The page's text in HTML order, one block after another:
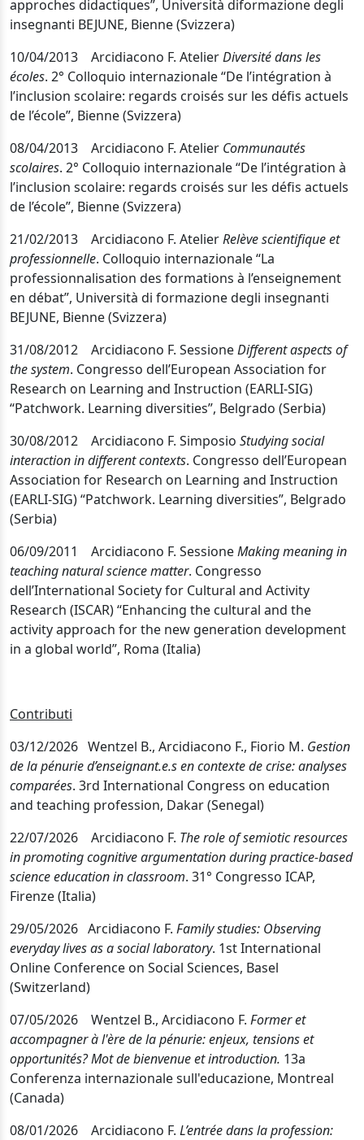
approches didactiques”, Università diformazione degli
insegnanti BEJUNE, Bienne (Svizzera)
10/04/2013 Arcidiacono F. AtelierDiversité dans les
écoles. 2° Colloquio internazionale“De l’intégration à
l’inclusion scolaire: regards croisés sur les défis actuels
de l’école”, Bienne (Svizzera)
08/04/2013 Arcidiacono F. Atelier Communautés
scolaires. 2° Colloquio internazionale“De l’intégration à
l’inclusion scolaire: regards croisés sur les défis actuels
de l’école”, Bienne (Svizzera)
21/02/2013 Arcidiacono F. AtelierRelève scientifique et
professionnelle. Colloquio internazionale“La
professionnalisation des formations à l’enseignement
en débat”, Università di formazione degli insegnanti
BEJUNE, Bienne (Svizzera)
31/08/2012 Arcidiacono F. SessioneDifferent aspects of
the system. Congresso dell’European Association for
Research on Learning and Instruction (EARLI-SIG)
“Patchwork. Learning diversities”, Belgrado (Serbia)
30/08/2012 Arcidiacono F. Simposio Studying social
interaction in different contexts. Congresso dell’European
Association for Research on Learning and Instruction
(EARLI-SIG) “Patchwork. Learning diversities”, Belgrado
(Serbia)
06/09/2011 Arcidiacono F. SessioneMaking meaning in
teaching natural science matter. Congresso
dell’International Society for Cultural and Activity
Research (ISCAR) “Enhancing the cultural and the
activity approach for the new generation development
in a global world”, Roma (Italia)
Contributi
03/12/2026 Wentzel B., Arcidiacono F., Fiorio M. Gestion
de la pénurie d’enseignant.e.s en contexte de crise: analyses
comparées. 3rd International Congress on education
and teaching profession, Dakar (Senegal)
22/07/2026 Arcidiacono F. The role of semiotic resources
in promoting cognitive argumentation during practice-based
science education in classroom. 31° Congresso ICAP,
Firenze (Italia)
29/05/2026 Arcidiacono F. Family studies: Observing
everyday lives as a social laboratory. 1st International
Online Conference on Social Sciences, Basel
(Switzerland)
07/05/2026 Wentzel B., Arcidiacono F. Former et
accompagner à l'ère de la pénurie: enjeux, tensions et
opportunités? Mot de bienvenue et introduction. 13a
Conferenza internazionale sull'educazione, Montreal
(Canada)
08/01/2026 Arcidiacono F. L’entrée dans la profession: